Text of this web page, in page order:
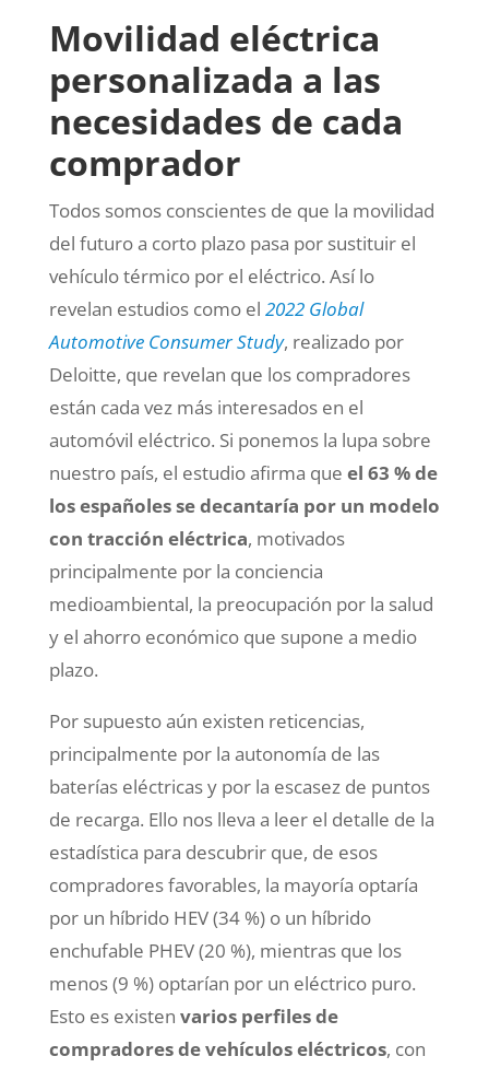
Movilidad eléctrica
personalizada a las
necesidades de cada
comprador
Todos somos conscientes de que la movilidad
del futuro a corto plazo pasa por sustituir el
vehículo térmico por el eléctrico. Así lo
revelan estudios como el 2022 Global
Automotive Consumer Study, realizado por
Deloitte, que revelan que los compradores
están cada vez más interesados en el
automóvil eléctrico. Si ponemos la lupa sobre
nuestro país, el estudio afirma que el 63 % de
los españoles se decantaría por un modelo
con tracción eléctrica, motivados
principalmente por la conciencia
medioambiental, la preocupación por la salud
y el ahorro económico que supone a medio
plazo.
Por supuesto aún existen reticencias,
principalmente por la autonomía de las
baterías eléctricas y por la escasez de puntos
de recarga. Ello nos lleva a leer el detalle de la
estadística para descubrir que, de esos
compradores favorables, la mayoría optaría
por un híbrido HEV (34 %) o un híbrido
enchufable PHEV (20 %), mientras que los
menos (9 %) optarían por un eléctrico puro.
Esto es existen varios perfiles de
compradores de vehículos eléctricos, con